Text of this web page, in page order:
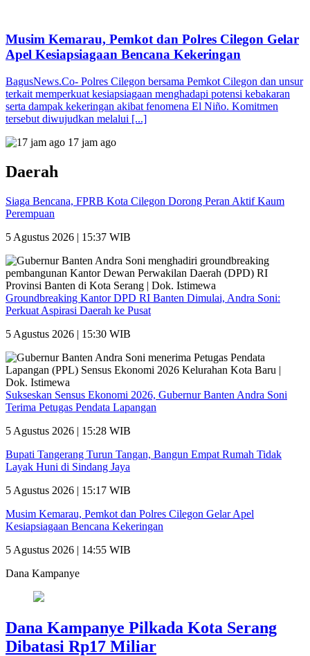
Musim Kemarau, Pemkot dan Polres Cilegon Gelar
Apel Kesiapsiagaan Bencana Kekeringan
BagusNews.Co- Polres Cilegon bersama Pemkot Cilegon dan unsur
terkait memperkuat kesiapsiagaan menghadapi potensi kebakaran
serta dampak kekeringan akibat fenomena El Niño. Komitmen
tersebut diwujudkan melalui [...]
17 jam ago
Daerah
Siaga Bencana, FPRB Kota Cilegon Dorong Peran Aktif Kaum
Perempuan
5 Agustus 2026 | 15:37 WIB
Groundbreaking Kantor DPD RI Banten Dimulai, Andra Soni:
Perkuat Aspirasi Daerah ke Pusat
5 Agustus 2026 | 15:30 WIB
Sukseskan Sensus Ekonomi 2026, Gubernur Banten Andra Soni
Terima Petugas Pendata Lapangan
5 Agustus 2026 | 15:28 WIB
Bupati Tangerang Turun Tangan, Bangun Empat Rumah Tidak
Layak Huni di Sindang Jaya
5 Agustus 2026 | 15:17 WIB
Musim Kemarau, Pemkot dan Polres Cilegon Gelar Apel
Kesiapsiagaan Bencana Kekeringan
5 Agustus 2026 | 14:55 WIB
Dana Kampanye
Dana Kampanye Pilkada Kota Serang
Dibatasi Rp17 Miliar